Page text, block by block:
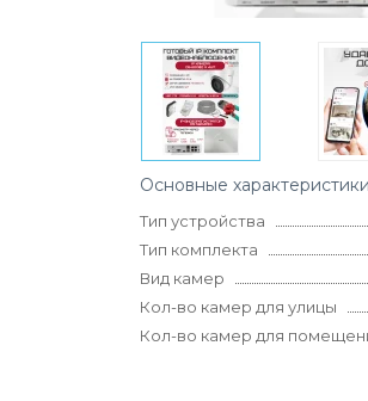
Основные характеристики
Тип устройства
Тип комплекта
Вид камер
Кол-во камер для улицы
Кол-во камер для